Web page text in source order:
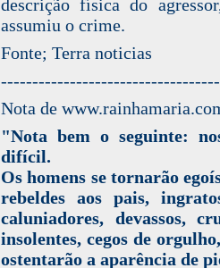
descrição física do
assumiu o crime.
Fonte; Terra noticias
Nota de
"Nota bem o seguinte:
difícil.
Os homens se tornarão
rebeldes aos pais,
caluniadores, devassos,
insolentes, cegos de
ostentarão a aparência de